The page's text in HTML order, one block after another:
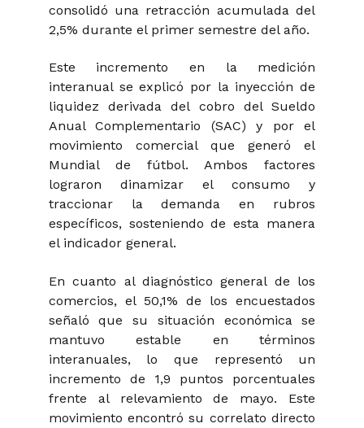
consolidó una retracción acumulada del
2,5% durante el primer semestre del año.
Este incremento en la medición
interanual se explicó por la inyección de
liquidez derivada del cobro del Sueldo
Anual Complementario (SAC) y por el
movimiento comercial que generó el
Mundial de fútbol. Ambos factores
lograron dinamizar el consumo y
traccionar la demanda en rubros
específicos, sosteniendo de esta manera
el indicador general.
En cuanto al diagnóstico general de los
comercios, el 50,1% de los encuestados
señaló que su situación económica se
mantuvo estable en términos
interanuales, lo que representó un
incremento de 1,9 puntos porcentuales
frente al relevamiento de mayo. Este
movimiento encontró su correlato directo